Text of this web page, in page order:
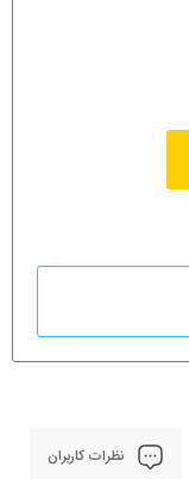
نظرات کاربران